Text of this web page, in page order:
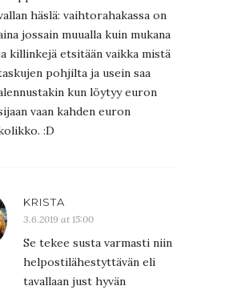
häslä: vaihtorahakassa on
jossain muualla kuin mukana
killinkejä etsitään vaikka mistä
pohjilta ja usein saa
kun löytyy euron
vaan kahden euron
:D
KRISTA
3.6.2019 at 15:00
Se tekee susta varmasti niin
helpostilähestyttävän eli
tavallaan just hyvän